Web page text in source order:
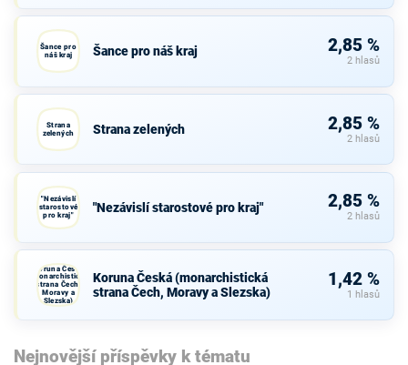
Šance pro
náš kraj
Šance pro náš kraj 2,85 %
2 hlasů
Strana
zelených
Strana zelených 2,85 %
2 hlasů
"Nezávislí
starostové
pro kraj"
"Nezávislí starostové pro kraj" 2,85 %
2 hlasů
Koruna Česká
(monarchistická
strana Čech,
Moravy a
Slezska)
Koruna Česká (monarchistická
strana Čech, Moravy a Slezska)
1,42 %
1 hlasů
Nejnovější příspěvky k tématu